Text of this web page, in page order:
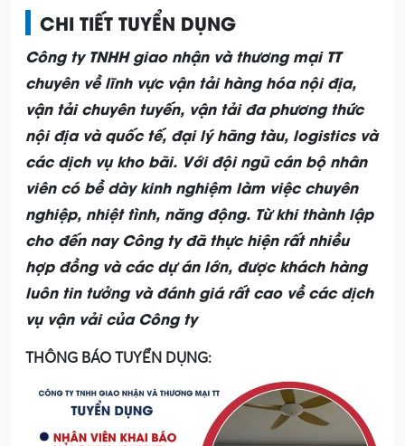
CHI TIẾT TUYỂN DỤNG
Công ty TNHH giao nhận và thương mại TT
chuyên về lĩnh vực vận tải hàng hóa nội địa,
vận tải chuyên tuyến, vận tải đa phương thức
nội địa và quốc tế, đại lý hãng tàu, logistics và
các dịch vụ kho bãi. Với đội ngũ cán bộ nhân
viên có bề dày kinh nghiệm làm việc chuyên
nghiệp, nhiệt tình, năng động. Từ khi thành lập
cho đến nay Công ty đã thực hiện rất nhiều
hợp đồng và các dự án lớn, được khách hàng
luôn tin tưởng và đánh giá rất cao về các dịch
vụ vận vải của Công ty
THÔNG BÁO TUYỂN DỤNG: